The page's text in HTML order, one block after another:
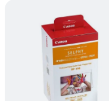
card memorie
ulanzi
insta 360